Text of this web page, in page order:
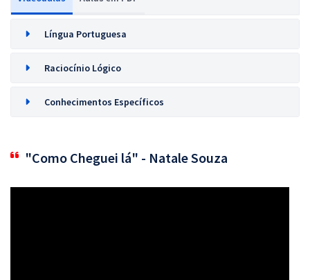
Língua Portuguesa
Raciocínio Lógico
Conhecimentos Específicos
"Como Cheguei lá" - Natale Souza